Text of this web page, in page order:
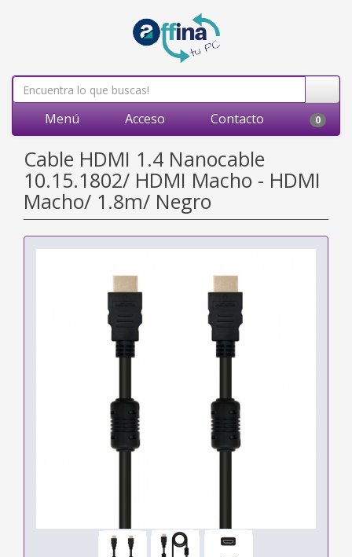
Menú Acceso Contacto 0
Cable HDMI 1.4 Nanocable
10.15.1802/ HDMI Macho - HDMI
Macho/ 1.8m/ Negro